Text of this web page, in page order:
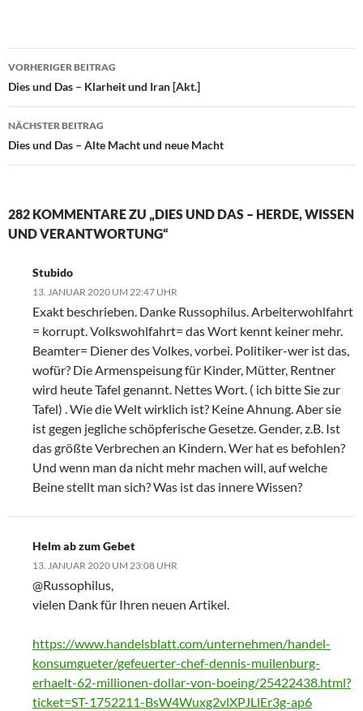
Beitragsnavigation
VORHERIGER BEITRAG
Dies und Das – Klarheit und Iran [Akt.]
NÄCHSTER BEITRAG
Dies und Das – Alte Macht und neue Macht
282 KOMMENTARE ZU „DIES UND DAS – HERDE, WISSEN
UND VERANTWORTUNG“
Stubido
13. JANUAR 2020 UM 22:47 UHR
Exakt beschrieben. Danke Russophilus. Arbeiterwohlfahrt
= korrupt. Volkswohlfahrt= das Wort kennt keiner mehr.
Beamter= Diener des Volkes, vorbei. Politiker-wer ist das,
wofür? Die Armenspeisung für Kinder, Mütter, Rentner
wird heute Tafel genannt. Nettes Wort. ( ich bitte Sie zur
Tafel) . Wie die Welt wirklich ist? Keine Ahnung. Aber sie
ist gegen jegliche schöpferische Gesetze. Gender, z.B. Ist
das größte Verbrechen an Kindern. Wer hat es befohlen?
Und wenn man da nicht mehr machen will, auf welche
Beine stellt man sich? Was ist das innere Wissen?
Helm ab zum Gebet
13. JANUAR 2020 UM 23:08 UHR
@Russophilus,
vielen Dank für Ihren neuen Artikel.
https://www.handelsblatt.com/unternehmen/handel-
konsumgueter/gefeuerter-chef-dennis-muilenburg-
erhaelt-62-millionen-dollar-von-boeing/25422438.html?
ticket=ST-1752211-BsW4Wuxg2vlXPJLlEr3g-ap6